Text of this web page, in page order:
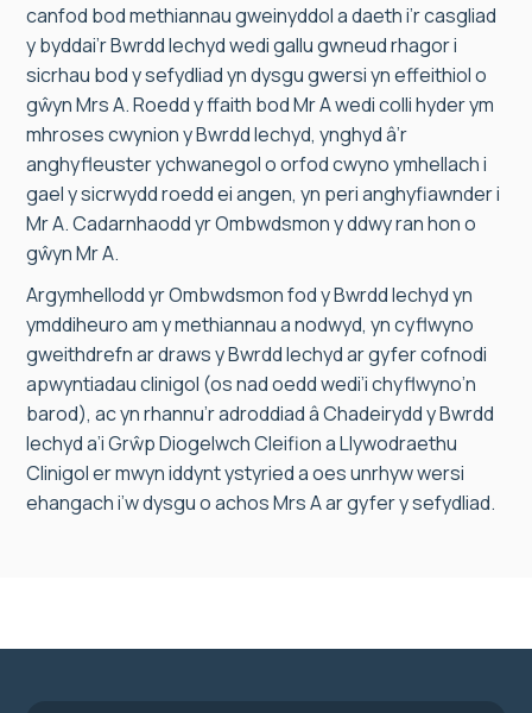
canfod bod methiannau gweinyddol a daeth i’r casgliad
y byddai’r Bwrdd Iechyd wedi gallu gwneud rhagor i
sicrhau bod y sefydliad yn dysgu gwersi yn effeithiol o
gŵyn Mrs A. Roedd y ffaith bod Mr A wedi colli hyder ym
mhroses cwynion y Bwrdd Iechyd, ynghyd â’r
anghyfleuster ychwanegol o orfod cwyno ymhellach i
gael y sicrwydd roedd ei angen, yn peri anghyfiawnder i
Mr A. Cadarnhaodd yr Ombwdsmon y ddwy ran hon o
gŵyn Mr A.
Argymhellodd yr Ombwdsmon fod y Bwrdd Iechyd yn
ymddiheuro am y methiannau a nodwyd, yn cyflwyno
gweithdrefn ar draws y Bwrdd Iechyd ar gyfer cofnodi
apwyntiadau clinigol (os nad oedd wedi’i chyflwyno’n
barod), ac yn rhannu’r adroddiad â Chadeirydd y Bwrdd
Iechyd a’i Grŵp Diogelwch Cleifion a Llywodraethu
Clinigol er mwyn iddynt ystyried a oes unrhyw wersi
ehangach i’w dysgu o achos Mrs A ar gyfer y sefydliad.